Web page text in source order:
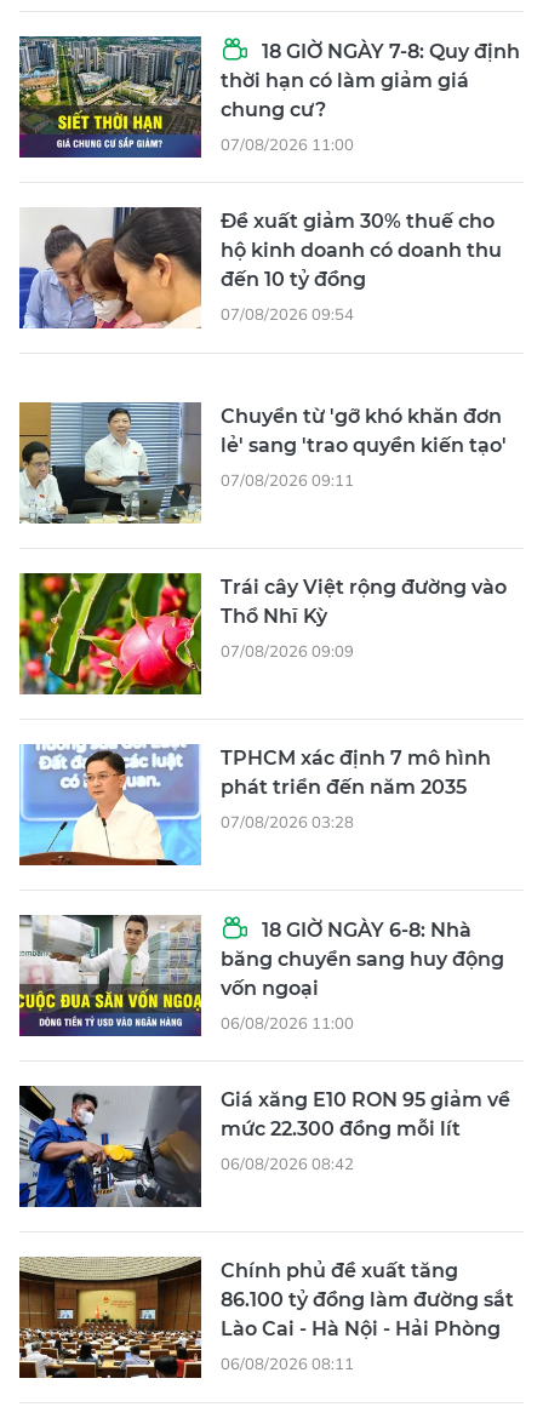
18 GIỜ NGÀY 7-8: Quy định
thời hạn có làm giảm giá
chung cư?
07/08/2026 11:00
Đề xuất giảm 30% thuế cho
hộ kinh doanh có doanh thu
đến 10 tỷ đồng
07/08/2026 09:54
Chuyển từ 'gỡ khó khăn đơn
lẻ' sang 'trao quyền kiến tạo'
07/08/2026 09:11
Trái cây Việt rộng đường vào
Thổ Nhĩ Kỳ
07/08/2026 09:09
TPHCM xác định 7 mô hình
phát triển đến năm 2035
07/08/2026 03:28
18 GIỜ NGÀY 6-8: Nhà
băng chuyển sang huy động
vốn ngoại
06/08/2026 11:00
Giá xăng E10 RON 95 giảm về
mức 22.300 đồng mỗi lít
06/08/2026 08:42
Chính phủ đề xuất tăng
86.100 tỷ đồng làm đường sắt
Lào Cai - Hà Nội - Hải Phòng
06/08/2026 08:11